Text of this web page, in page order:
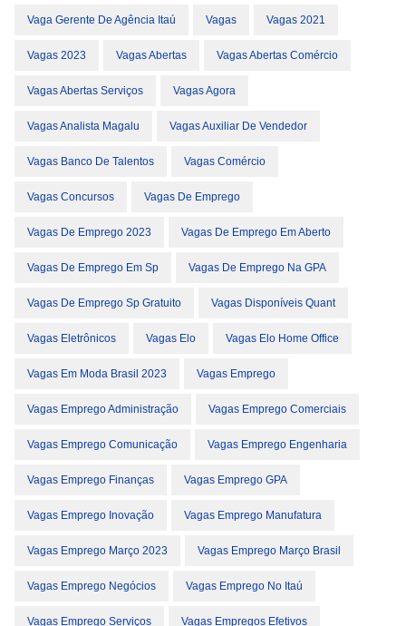
Vaga Gerente De Agência Itaú Vagas Vagas 2021
Vagas 2023 Vagas Abertas Vagas Abertas Comércio
Vagas Abertas Serviços Vagas Agora
Vagas Analista Magalu Vagas Auxiliar De Vendedor
Vagas Banco De Talentos Vagas Comércio
Vagas Concursos Vagas De Emprego
Vagas De Emprego 2023 Vagas De Emprego Em Aberto
Vagas De Emprego Em Sp Vagas De Emprego Na GPA
Vagas De Emprego Sp Gratuito Vagas Disponíveis Quant
Vagas Eletrônicos Vagas Elo Vagas Elo Home Office
Vagas Em Moda Brasil 2023 Vagas Emprego
Vagas Emprego Administração Vagas Emprego Comerciais
Vagas Emprego Comunicação Vagas Emprego Engenharia
Vagas Emprego Finanças Vagas Emprego GPA
Vagas Emprego Inovação Vagas Emprego Manufatura
Vagas Emprego Março 2023 Vagas Emprego Março Brasil
Vagas Emprego Negócios Vagas Emprego No Itaú
Vagas Emprego Serviços Vagas Empregos Efetivos